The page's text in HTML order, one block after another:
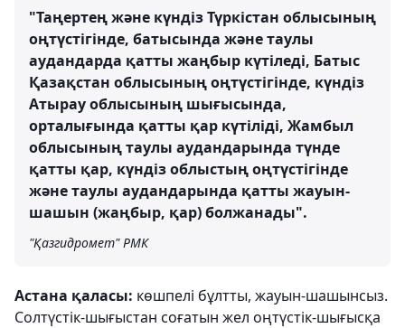
"Таңертең және күндіз Түркістан облысының
оңтүстігінде, батысында және таулы
аудандарда қатты жаңбыр күтіледі, Батыс
Қазақстан облысының оңтүстігінде, күндіз
Атырау облысының шығысында,
орталығында қатты қар күтіліді, Жамбыл
облысының таулы аудандарында түнде
қатты қар, күндіз облыстың оңтүстігінде
және таулы аудандарында қатты жауын-
шашын (жаңбыр, қар) болжанады".
"Қазгидромет" РМК
Астана қаласы: көшпелі бұлтты, жауын-шашынсыз.
Солтүстік-шығыстан соғатын жел оңтүстік-шығысқа